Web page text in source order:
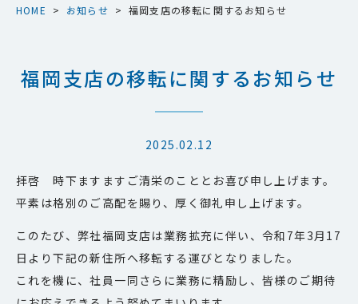
HOME > お知らせ > 福岡支店の移転に関するお知らせ
福岡支店の移転に関するお知らせ
2025.02.12
拝啓 時下ますますご清栄のこととお喜び申し上げます。
平素は格別のご高配を賜り、厚く御礼申し上げます。
このたび、弊社福岡支店は業務拡充に伴い、令和7年3月17
日より下記の新住所へ移転する運びとなりました。
これを機に、社員一同さらに業務に精励し、皆様のご期待